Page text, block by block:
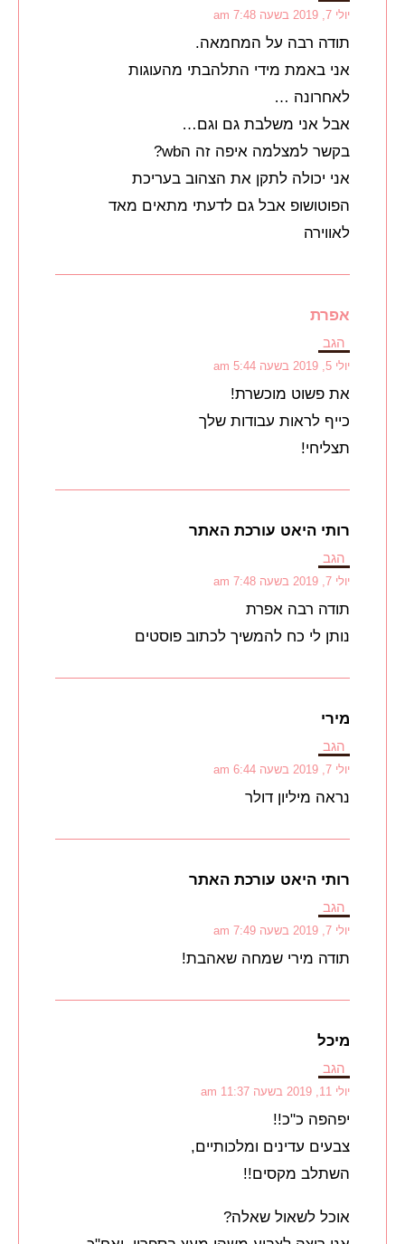
יולי 7, 2019 בשעה 7:48 am
תודה רבה על המחמאה.
אני באמת מידי התלהבתי מהעוגות
לאחרונה …
אבל אני משלבת גם וגם…
בקשר למצלמה איפה זה הwb?
אני יכולה לתקן את הצהוב בעריכת
הפוטושופ אבל גם לדעתי מתאים מאד
לאווירה
אפרת
הגב
יולי 5, 2019 בשעה 5:44 am
את פשוט מוכשרת!
כייף לראות עבודות שלך
תצליחי!
רותי היאט עורכת האתר
הגב
יולי 7, 2019 בשעה 7:48 am
תודה רבה אפרת
נותן לי כח להמשיך לכתוב פוסטים
מירי
הגב
יולי 7, 2019 בשעה 6:44 am
נראה מיליון דולר
רותי היאט עורכת האתר
הגב
יולי 7, 2019 בשעה 7:49 am
תודה מירי שמחה שאהבת!
מיכל
הגב
יולי 11, 2019 בשעה 11:37 am
יפהפה כ"כ!!
צבעים עדינים ומלכותיים,
השתלב מקסים!!
אוכל לשאול שאלה?